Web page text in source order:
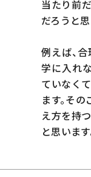
当たり前
だろうと
例えば、
学に入れ
ていなく
ます。そ
え方を持
と思います